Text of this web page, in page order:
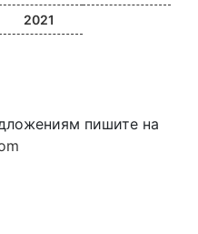
2021
пишите на